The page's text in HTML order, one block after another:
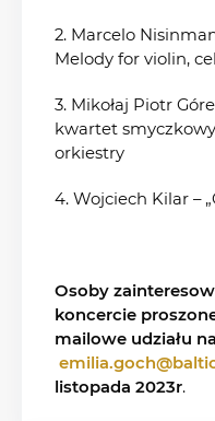
2. Marcelo
Melody for violin,
3. Mikołaj Piotr
kwartet
orkiestry
4. Wojciech Kilar –
Osoby
koncercie
mailowe udziału
listopada 2023r.